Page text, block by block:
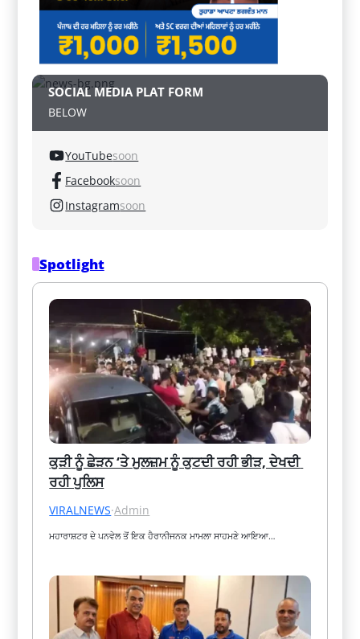
SOCIAL MEDIA PLAT FORM
BELOW
YouTubesoon
Facebooksoon
Instagramsoon
Spotlight
ਕੁੜੀ ਨੂੰ ਛੇੜਨ ‘ਤੇ ਮੁਲਜ਼ਮ ਨੂੰ ਕੁਟਦੀ ਰਹੀ ਭੀੜ, ਦੇਖਦੀ
ਰਹੀ ਪੁਲਿਸ
VIRALNEWS·Admin
ਮਹਾਰਾਸ਼ਟਰ ਦੇ ਪਨਵੇਲ ਤੋਂ ਇਕ ਹੈਰਾਨੀਜਨਕ ਮਾਮਲਾ ਸਾਹਮਣੇ ਆਇਆ…